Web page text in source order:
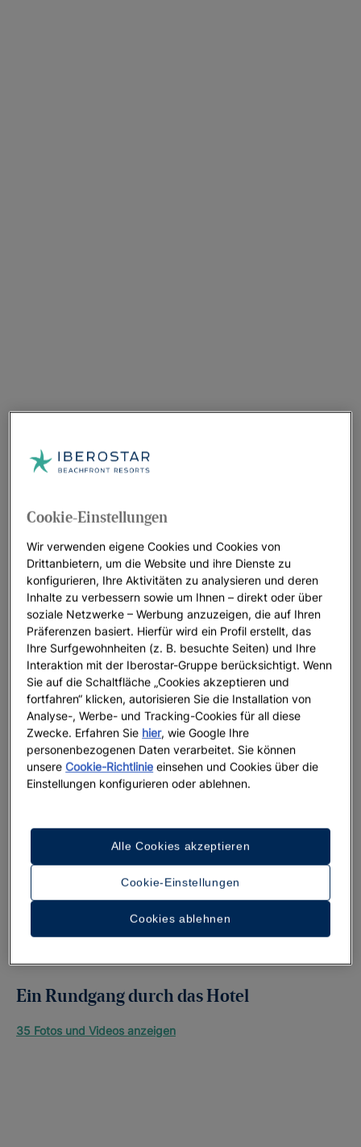
Ein Rundgang durch das Hotel
35 Fotos und Videos anzeigen
Cookie-Einstellungen
Wir verwenden eigene Cookies und Cookies von
Drittanbietern, um die Website und ihre Dienste zu
konfigurieren, Ihre Aktivitäten zu analysieren und deren
Inhalte zu verbessern sowie um Ihnen – direkt oder über
soziale Netzwerke – Werbung anzuzeigen, die auf Ihren
Präferenzen basiert. Hierfür wird ein Profil erstellt, das
Ihre Surfgewohnheiten (z. B. besuchte Seiten) und Ihre
Interaktion mit der Iberostar-Gruppe berücksichtigt. Wenn
Sie auf die Schaltfläche „Cookies akzeptieren und
fortfahren“ klicken, autorisieren Sie die Installation von
Analyse-, Werbe- und Tracking-Cookies für all diese
Zwecke. Erfahren Sie hier, wie Google Ihre
personenbezogenen Daten verarbeitet. Sie können
unsereCookie-Richtlinie einsehen und Cookies über die
Einstellungen konfigurieren oder ablehnen.
Cookie-Einstellungen
Cookies ablehnen
Alle Cookies akzeptieren